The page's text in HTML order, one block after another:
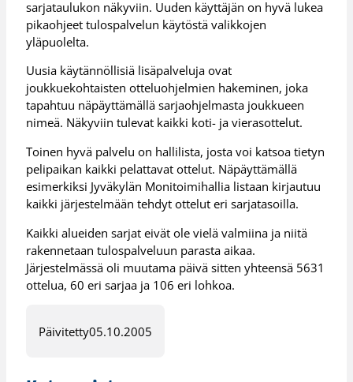
sarjataulukon näkyviin. Uuden käyttäjän on hyvä lukea
pikaohjeet tulospalvelun käytöstä valikkojen
yläpuolelta.
Uusia käytännöllisiä lisäpalveluja ovat
joukkuekohtaisten otteluohjelmien hakeminen, joka
tapahtuu näpäyttämällä sarjaohjelmasta joukkueen
nimeä. Näkyviin tulevat kaikki koti- ja vierasottelut.
Toinen hyvä palvelu on hallilista, josta voi katsoa tietyn
pelipaikan kaikki pelattavat ottelut. Näpäyttämällä
esimerkiksi Jyväkylän Monitoimihallia listaan kirjautuu
kaikki järjestelmään tehdyt ottelut eri sarjatasoilla.
Kaikki alueiden sarjat eivät ole vielä valmiina ja niitä
rakennetaan tulospalveluun parasta aikaa.
Järjestelmässä oli muutama päivä sitten yhteensä 5631
ottelua, 60 eri sarjaa ja 106 eri lohkoa.
Päivitetty05.10.2005